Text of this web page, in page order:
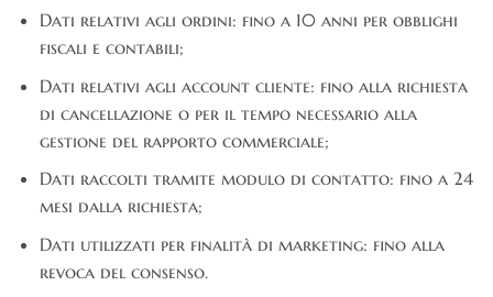
Dati relativi agli ordini: fino a 10 anni per obblighi
fiscali e contabili;
Dati relativi agli account cliente: fino alla richiesta
di cancellazione o per il tempo necessario alla
gestione del rapporto commerciale;
Dati raccolti tramite modulo di contatto: fino a 24
mesi dalla richiesta;
Dati utilizzati per finalità di marketing: fino alla
revoca del consenso.